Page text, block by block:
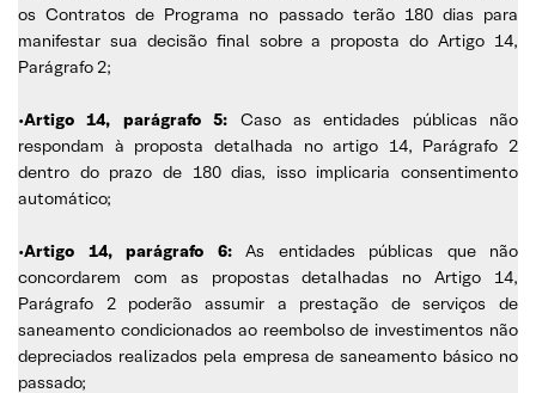
os Contratos de Programa no passado terão 180 dias para
manifestar sua decisão final sobre a proposta do Artigo 14,
Parágrafo 2;
•Artigo 14, parágrafo 5: Caso as entidades públicas não
respondam à proposta detalhada no artigo 14, Parágrafo 2
dentro do prazo de 180 dias, isso implicaria consentimento
automático;
•Artigo 14, parágrafo 6: As entidades públicas que não
concordarem com as propostas detalhadas no Artigo 14,
Parágrafo 2 poderão assumir a prestação de serviços de
saneamento condicionados ao reembolso de investimentos não
depreciados realizados pela empresa de saneamento básico no
passado;